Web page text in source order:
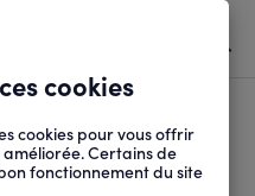
PORTABILITÉ : DANS Q...
cookies
cookies pour vous offrir
Certains de
fonctionnement du site